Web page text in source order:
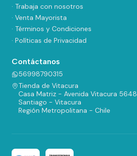
· Trabaja con nosotros
· Venta Mayorista
· Términos y Condiciones
· Políticas de Privacidad
Contáctanos
56998790315
Tienda de Vitacura
Casa Matriz - Avenida Vitacura 5648
Santiago - Vitacura
Región Metropolitana - Chile